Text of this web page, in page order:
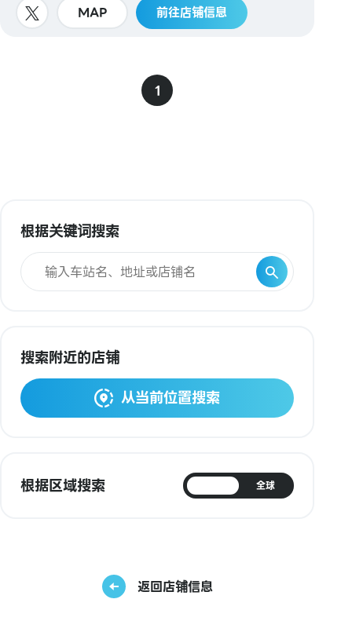
MAP 前往店铺信息
1
根据关键词搜索
搜索附近的店铺
从当前位置搜索
根据区域搜索 全球
返回店铺信息